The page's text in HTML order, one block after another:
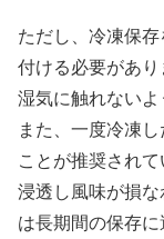
ただし、冷凍保
付ける必要があ
湿気に触れないよ
また、一度冷凍
ことが推奨され
浸透し風味が損
は長期間の保存